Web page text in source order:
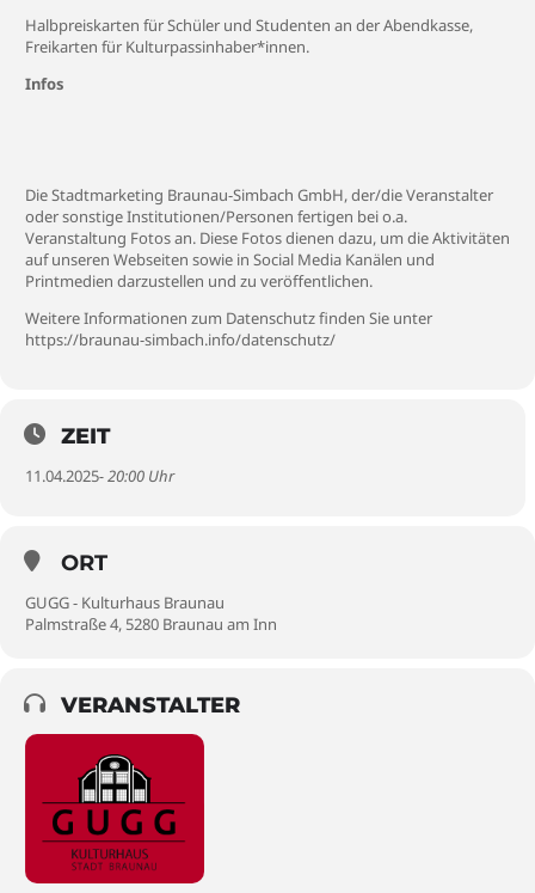
Halbpreiskarten für Schüler und Studenten an der Abendkasse,
Freikarten für Kulturpassinhaber*innen.
Infos
Die Stadtmarketing Braunau-Simbach GmbH, der/die Veranstalter
oder sonstige Institutionen/Personen fertigen bei o.a.
Veranstaltung Fotos an. Diese Fotos dienen dazu, um die Aktivitäten
auf unseren Webseiten sowie in Social Media Kanälen und
Printmedien darzustellen und zu veröffentlichen.
Weitere Informationen zum Datenschutz finden Sie unter
https://braunau-simbach.info/datenschutz/
ZEIT
11.04.2025- 20:00 Uhr
ORT
GUGG - Kulturhaus Braunau
Palmstraße 4, 5280 Braunau am Inn
VERANSTALTER